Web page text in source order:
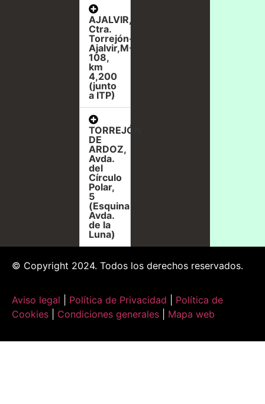
AJALVIR,
Ctra.
Torrejón-
Ajalvir,M-
108,
km
4,200
(junto
a ITP)
TORREJÓN
DE
ARDOZ,
Avda.
del
Círculo
Polar,
5
(Esquina
Avda.
de la
Luna)
© Copyright 2024. Todos los derechos reservados.
Aviso legal Política de Privacidad
Política de
Cookies
Condiciones generales Mapa web